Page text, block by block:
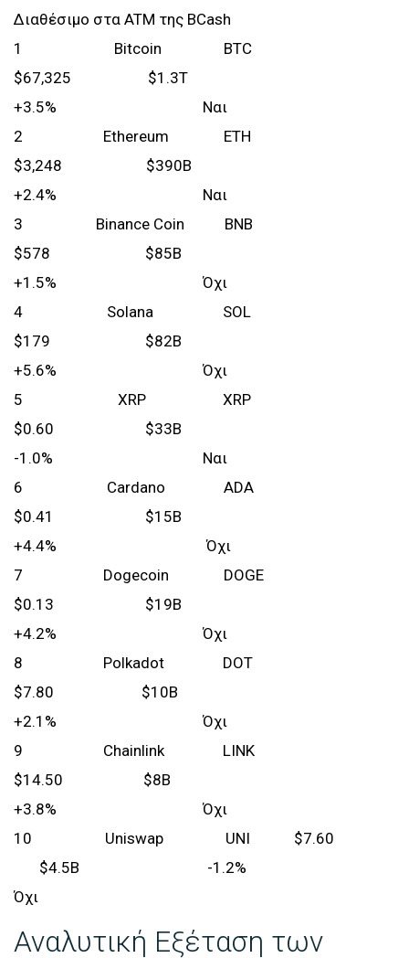
Διαθέσιμο στα ATM της BCash
1 Bitcoin BTC
$67,325 $1.3T
+3.5% Ναι
2 Ethereum ETH
$3,248 $390B
+2.4% Ναι
3 Binance Coin BNB
$578 $85B
+1.5% Όχι
4 Solana SOL
$179 $82B
+5.6% Όχι
5 XRP XRP
$0.60 $33B
-1.0% Ναι
6 Cardano ADA
$0.41 $15B
+4.4% Όχι
7 Dogecoin DOGE
$0.13 $19B
+4.2% Όχι
8 Polkadot DOT
$7.80 $10B
+2.1% Όχι
9 Chainlink LINK
$14.50 $8B
+3.8% Όχι
10 Uniswap UNI $7.60
$4.5B -1.2%
Όχι
Αναλυτική Εξέταση των